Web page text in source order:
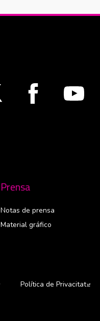
ventana
Abre en nueva ventana
Abre en nueva
Prensa
Notas de prensa
Material gráfico
Abre en nueva ventana
Política de Privacitat